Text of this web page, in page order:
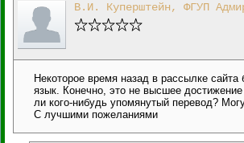
В.И. Куперштейн, ФГУП
Некоторое время назад в рассылке
язык. Конечно, это не высшее
ли кого-нибудь упомянутый перевод?
С лучшими пожеланиями